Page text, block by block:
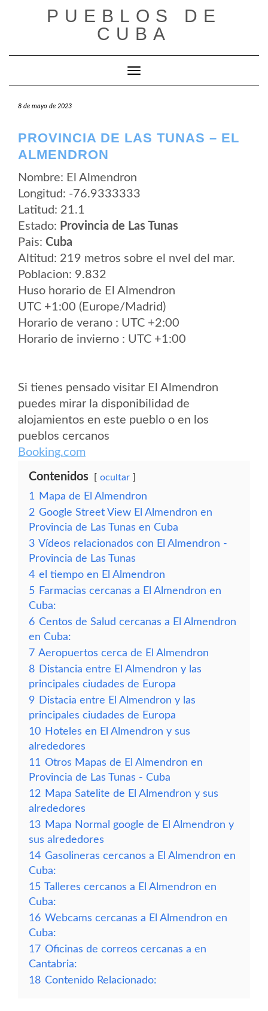
PUEBLOS DE
CUBA
Cambiar modo de navegación
8 de mayo de 2023
PROVINCIA DE LAS TUNAS – EL
ALMENDRON
Nombre: El Almendron
Longitud: -76.9333333
Latitud: 21.1
Estado: Provincia de Las Tunas
Pais: Cuba
Altitud: 219 metros sobre el nvel del mar.
Poblacion: 9.832
Huso horario de El Almendron
UTC +1:00 (Europe/Madrid)
Horario de verano : UTC +2:00
Horario de invierno : UTC +1:00
Si tienes pensado visitar El Almendron
puedes mirar la disponibilidad de
alojamientos en este pueblo o en los
pueblos cercanos
Booking.com
Contenidos ocultar
1
Mapa de El Almendron
2 Google Street View El Almendron en
Provincia de Las Tunas en Cuba
3 Vídeos relacionados con El Almendron -
Provincia de Las Tunas
4 el tiempo en El Almendron
5 Farmacias cercanas a El Almendron en
Cuba:
6 Centos de Salud cercanas a El Almendron
en Cuba:
7 Aeropuertos cerca de El Almendron
8 Distancia entre El Almendron y las
principales ciudades de Europa
9 Distacia entre El Almendron y las
principales ciudades de Europa
10 Hoteles en El Almendron y sus
alrededores
11 Otros Mapas de El Almendron en
Provincia de Las Tunas - Cuba
12 Mapa Satelite de El Almendron y sus
alrededores
13 Mapa Normal google de El Almendron y
sus alrededores
14 Gasolineras cercanos a El Almendron en
Cuba:
15 Talleres cercanos a El Almendron en
Cuba:
16 Webcams cercanas a El Almendron en
Cuba:
17 Oficinas de correos cercanas a en
Cantabria:
18 Contenido Relacionado: